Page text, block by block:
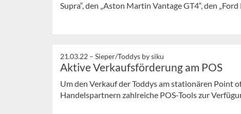
Supra“, den „Aston Martin Vantage GT4“, den
21.03.22 – Sieper/Toddys by siku
Aktive Verkaufsförderung am POS
Um den Verkauf der Toddys am stationären Point
Handelspartnern zahlreiche POS-Tools zur